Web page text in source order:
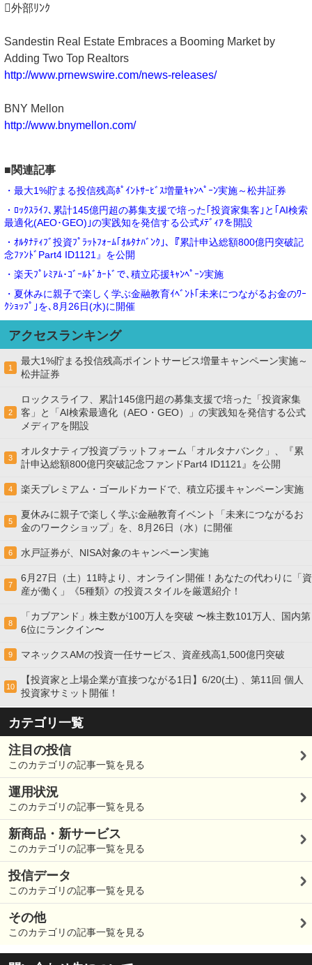
外部ﾘﾝｸ
Sandestin Real Estate Embraces a Booming Market by
Adding Two Top Realtors
http://www.prnewswire.com/news-releases/
BNY Mellon
http://www.bnymellon.com/
■関連記事
・最大1%貯まる投信残高ﾎﾟｲﾝﾄｻｰﾋﾞｽ増量ｷｬﾝﾍﾟｰﾝ実施～松井証券
・ﾛｯｸｽﾗｲﾌ､累計145億円超の募集支援で培った｢投資家集客｣と｢AI検索
最適化(AEO･GEO)｣の実践知を発信する公式ﾒﾃﾞｨｱを開設
・ｵﾙﾀﾅﾃｨﾌﾞ投資ﾌﾟﾗｯﾄﾌｫｰﾑ｢ｵﾙﾀﾅﾊﾞﾝｸ｣､『累計申込総額800億円突破記
念ﾌｧﾝﾄﾞPart4 ID1121』を公開
・楽天ﾌﾟﾚﾐｱﾑ･ｺﾞｰﾙﾄﾞｶｰﾄﾞで､積立応援ｷｬﾝﾍﾟｰﾝ実施
・夏休みに親子で楽しく学ぶ金融教育ｲﾍﾞﾝﾄ｢未来につながるお金のﾜｰ
ｸｼｮｯﾌﾟ｣を､8月26日(水)に開催
アクセスランキング
1
最大1%貯まる投信残高ポイントサービス増量キャンペーン実施～
松井証券
2
ロックスライフ、累計145億円超の募集支援で培った「投資家集
客」と「AI検索最適化（AEO・GEO）」の実践知を発信する公式
メディアを開設
3
オルタナティブ投資プラットフォーム「オルタナバンク」、『累
計申込総額800億円突破記念ファンドPart4 ID1121』を公開
4 楽天プレミアム・ゴールドカードで、積立応援キャンペーン実施
5
夏休みに親子で楽しく学ぶ金融教育イベント「未来につながるお
金のワークショップ」を、8月26日（水）に開催
6 水戸証券が、NISA対象のキャンペーン実施
7
6月27日（土）11時より、オンライン開催！あなたの代わりに「資
産が働く」《5種類》の投資スタイルを厳選紹介！
8
「カブアンド」株主数が100万人を突破 〜株主数101万人、国内第
6位にランクイン〜
9 マネックスAMの投資一任サービス、資産残高1,500億円突破
10
【投資家と上場企業が直接つながる1日】6/20(土) 、第11回 個人
投資家サミット開催！
カテゴリ一覧
注目の投信
このカテゴリの記事一覧を見る
運用状況
このカテゴリの記事一覧を見る
新商品・新サービス
このカテゴリの記事一覧を見る
投信データ
このカテゴリの記事一覧を見る
その他
このカテゴリの記事一覧を見る